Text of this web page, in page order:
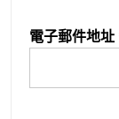
電子郵件地址